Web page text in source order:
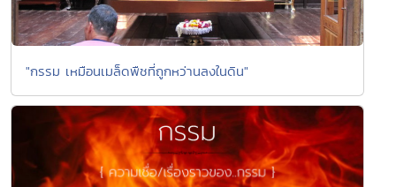
"กรรม เหมือนเมล็ดพืชที่ถูกหว่านลงในดิน"